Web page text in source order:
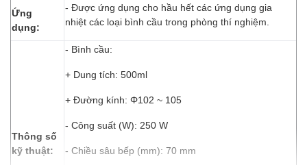
Ứng
dụng:
- Được ứng dụng cho hầu hết các ứng dụng gia
nhiệt các loại bình cầu trong phòng thí nghiệm.
Thông số
kỹ thuật:
- Bình cầu:
+ Dung tích: 500ml
+ Đường kính: Φ102 ~ 105
- Công suất (W): 250 W
- Chiều sâu bếp (mm): 70 mm